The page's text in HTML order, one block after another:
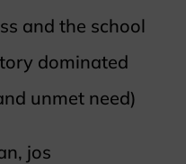
and the school
dominated
unmet need)
jos